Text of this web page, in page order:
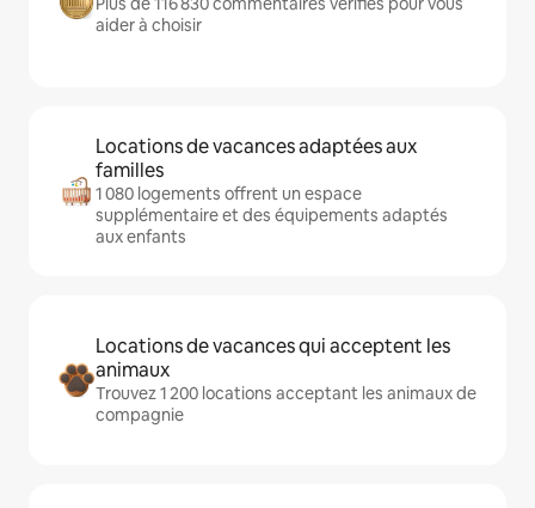
aider à choisir
Locations de vacances adaptées aux
familles
1 080 logements offrent un espace
supplémentaire et des équipements adaptés
aux enfants
Locations de vacances qui acceptent les
animaux
Trouvez 1 200 locations acceptant les animaux de
compagnie